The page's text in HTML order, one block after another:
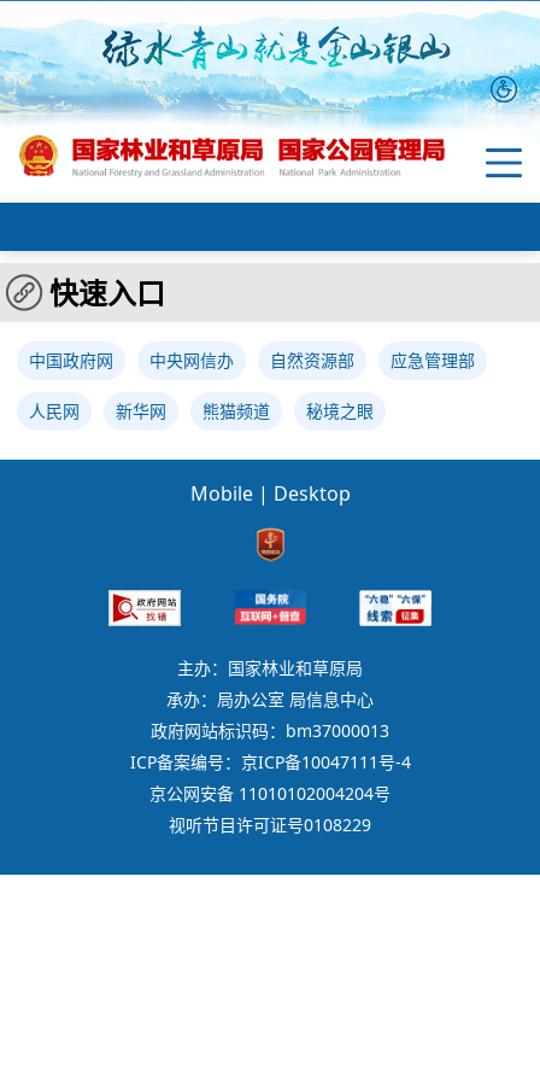
快速入口
中国政府网 中央网信办 自然资源部 应急管理部
人民网 新华网 熊猫频道 秘境之眼
Mobile | Desktop
主办：国家林业和草原局
承办：局办公室 局信息中心
政府网站标识码：bm37000013
ICP备案编号：京ICP备10047111号-4
京公网安备 11010102004204号
视听节目许可证号0108229